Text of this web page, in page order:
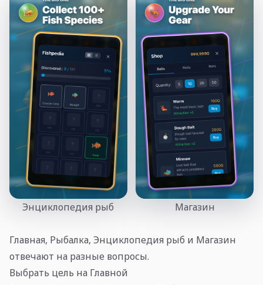
Энциклопедия рыб Магазин
Главная, Рыбалка, Энциклопедия рыб и Магазин
отвечают на разные вопросы.
Выбрать цель на Главной